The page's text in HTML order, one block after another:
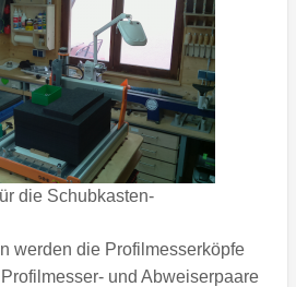
die Schubkasten-
werden die Profilmesserköpfe
und Abweiserpaare